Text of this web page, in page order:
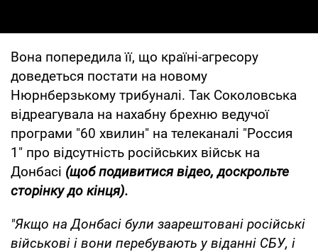
Вона попередила її, що країні-агресору
доведеться постати на новому
Нюрнберзькому трибуналі. Так Соколовська
відреагувала на нахабну брехню ведучої
програми "60 хвилин" на телеканалі "Россия
1" про відсутність російських військ на
Донбасі (щоб подивитися відео, доскрольте
сторінку до кінця).
"Якщо на Донбасі були заарештовані російські
військові і вони перебувають у віданні СБУ, і